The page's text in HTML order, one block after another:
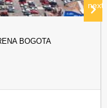
BOGOTA
next